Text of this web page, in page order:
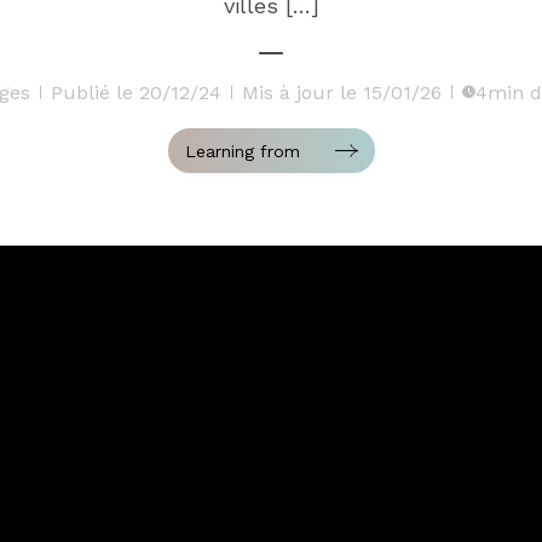
villes […]
Publié le 20/12/24 Mis à jour le 15/01/26 4min
Learning from